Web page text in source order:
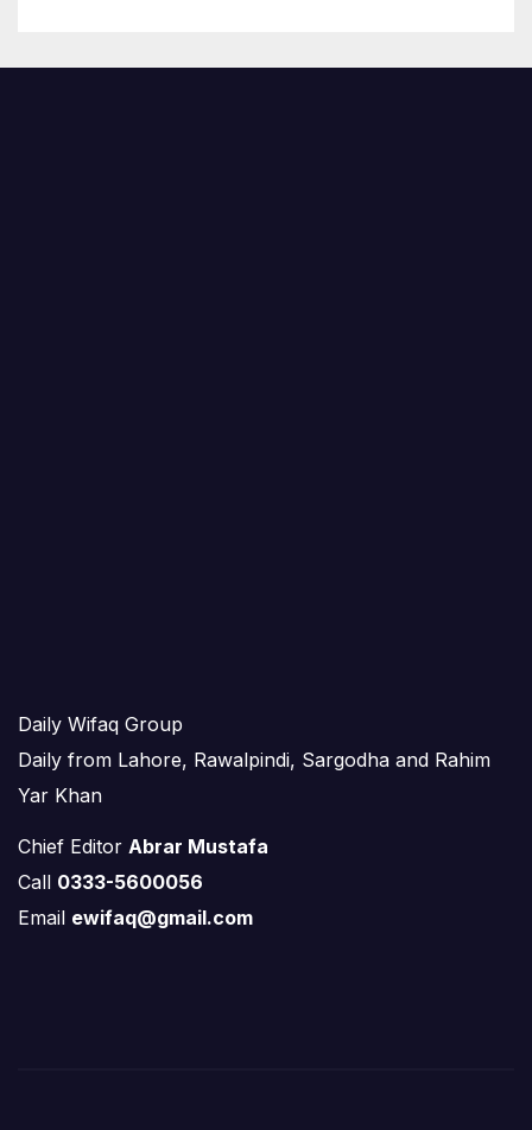
Daily Wifaq Group
Daily from Lahore, Rawalpindi, Sargodha and Rahim
Yar Khan
Chief Editor Abrar Mustafa
Call 0333-5600056
Email ewifaq@gmail.com